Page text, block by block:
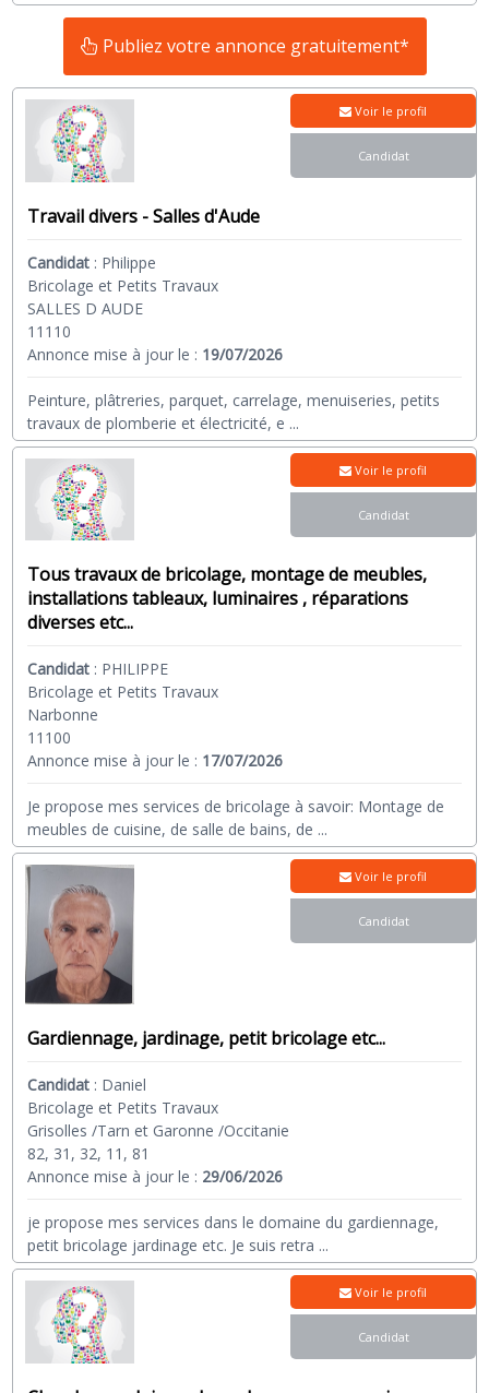
Publiez votre annonce gratuitement*
Travail divers - Salles d'Aude
Candidat : Philippe
Bricolage et Petits Travaux
SALLES D AUDE
11110
Annonce mise à jour le : 19/07/2026
Peinture, plâtreries, parquet, carrelage, menuiseries, petits
travaux de plomberie et électricité, e ...
Voir le profil
Candidat
Tous travaux de bricolage, montage de meubles,
installations tableaux, luminaires , réparations
diverses etc...
Candidat : PHILIPPE
Bricolage et Petits Travaux
Narbonne
11100
Annonce mise à jour le : 17/07/2026
Je propose mes services de bricolage à savoir: Montage de
meubles de cuisine, de salle de bains, de ...
Voir le profil
Candidat
Gardiennage, jardinage, petit bricolage etc...
Candidat : Daniel
Bricolage et Petits Travaux
Grisolles /Tarn et Garonne /Occitanie
82, 31, 32, 11, 81
Annonce mise à jour le : 29/06/2026
je propose mes services dans le domaine du gardiennage,
petit bricolage jardinage etc. Je suis retra ...
Voir le profil
Candidat
Voir le profil
Candidat